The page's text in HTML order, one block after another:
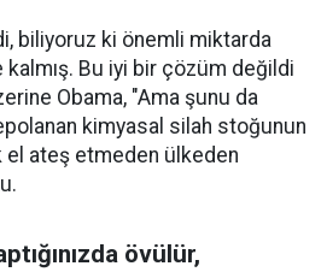
biliyoruz ki önemli miktarda
Bu iyi bir çözüm değildi
Obama, "Ama şunu da
kimyasal silah stoğunun
ateş etmeden ülkeden
övülür,